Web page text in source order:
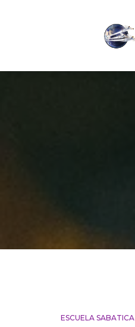
ESCUELA SABATICA